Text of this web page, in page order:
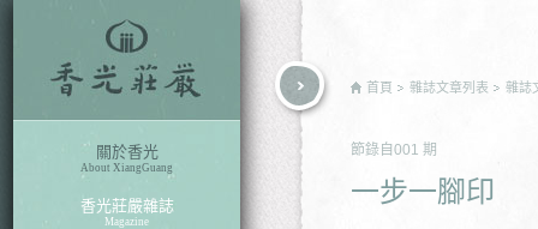
關於香光
About XiangGuang
香光莊嚴雜誌
Magazine
首頁 雜誌文章列表 雜誌
節錄自 001 期
一步一腳印